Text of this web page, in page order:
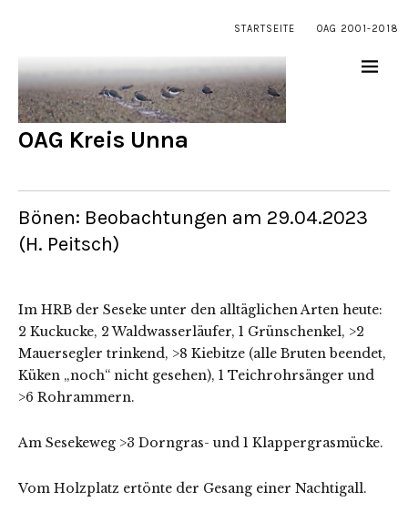
STARTSEITE OAG 2001-2018
OAG Kreis Unna
Bönen: Beobachtungen am 29.04.2023
(H. Peitsch)
Im HRB der Seseke unter den alltäglichen Arten heute:
2 Kuckucke, 2 Waldwasserläufer, 1 Grünschenkel, >2
Mauersegler trinkend, >8 Kiebitze (alle Bruten beendet,
Küken „noch“ nicht gesehen), 1 Teichrohrsänger und
>6 Rohrammern.
Am Sesekeweg >3 Dorngras- und 1 Klappergrasmücke.
Vom Holzplatz ertönte der Gesang einer Nachtigall.